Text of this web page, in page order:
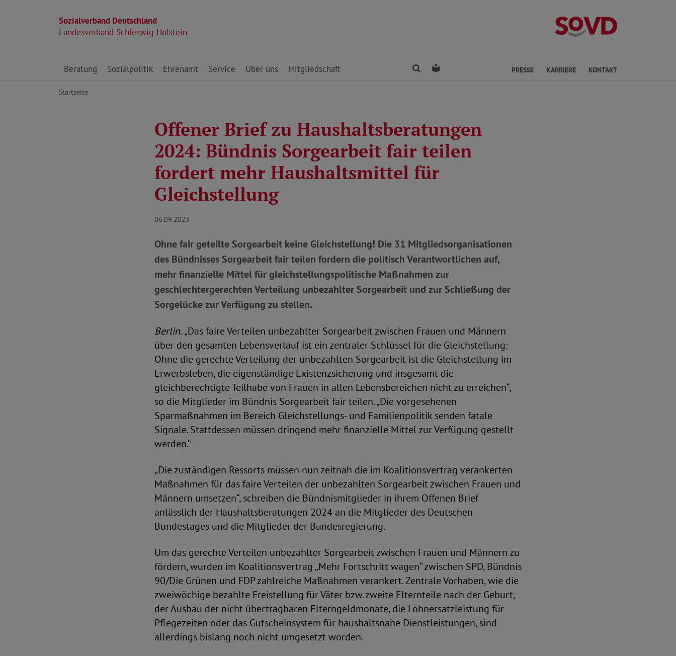
Sozialverband Deutschland
Landesverband Schleswig-Holstein
Direkt zu den Inhalten springen
Beratung Sozialpolitik Ehrenamt Service Über uns Mitgliedschaft FindenLeichte Sprache PRESSE KARRIERE KONTAKT
Startseite
Offener Brief zu Haushaltsberatungen
2024: Bündnis Sorgearbeit fair teilen
fordert mehr Haushaltsmittel für
Gleichstellung
06.09.2023
Ohne fair geteilte Sorgearbeit keine Gleichstellung! Die 31 Mitgliedsorganisationen
des Bündnisses Sorgearbeit fair teilen fordern die politisch Verantwortlichen auf,
mehr finanzielle Mittel für gleichstellungspolitische Maßnahmen zur
geschlechtergerechten Verteilung unbezahlter Sorgearbeit und zur Schließung der
Sorgelücke zur Verfügung zu stellen.
Berlin.„Das faire Verteilen unbezahlter Sorgearbeit zwischen Frauen und Männern
über den gesamten Lebensverlauf ist ein zentraler Schlüssel für die Gleichstellung:
Ohne die gerechte Verteilung der unbezahlten Sorgearbeit ist die Gleichstellung im
Erwerbsleben, die eigenständige Existenzsicherung und insgesamt die
gleichberechtigte Teilhabe von Frauen in allen Lebensbereichen nicht zu erreichen“,
so die Mitglieder im Bündnis Sorgearbeit fair teilen. „Die vorgesehenen
Sparmaßnahmen im Bereich Gleichstellungs- und Familienpolitik senden fatale
Signale. Stattdessen müssen dringend mehr finanzielle Mittel zur Verfügung gestellt
werden.“
„Die zuständigen Ressorts müssen nun zeitnah die im Koalitionsvertrag verankerten
Maßnahmen für das faire Verteilen der unbezahlten Sorgearbeit zwischen Frauen und
Männern umsetzen“, schreiben die Bündnismitglieder in ihrem Offenen Brief
anlässlich der Haushaltsberatungen 2024 an die Mitglieder des Deutschen
Bundestages und die Mitglieder der Bundesregierung.
Um das gerechte Verteilen unbezahlter Sorgearbeit zwischen Frauen und Männern zu
fördern, wurden im Koalitionsvertrag „Mehr Fortschritt wagen“ zwischen SPD, Bündnis
90/Die Grünen und FDP zahlreiche Maßnahmen verankert. Zentrale Vorhaben, wie die
zweiwöchige bezahlte Freistellung für Väter bzw. zweite Elternteile nach der Geburt,
der Ausbau der nicht übertragbaren Elterngeldmonate, die Lohnersatzleistung für
Pflegezeiten oder das Gutscheinsystem für haushaltsnahe Dienstleistungen, sind
allerdings bislang noch nicht umgesetzt worden.